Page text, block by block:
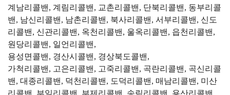
계남리콜밴, 계림리콜밴, 교촌리콜밴, 단북리콜밴, 동부리콜
밴, 남신리콜밴, 남촌리콜밴, 북사리콜밴, 서부리콜밴, 신도
리콜밴, 신관리콜밴, 옥천리콜밴, 울옥리콜밴, 읍천리콜밴,
원당리콜밴, 일언리콜밴,
용성면콜밴, 경산시콜밴, 경상북도콜밴,
가척리콜밴, 고은리콜밴, 고죽리콜밴, 곡란리콜밴, 곡신리콜
밴, 대종리콜밴, 덕천리콜밴, 도덕리콜밴, 매남리콜밴, 미산
리콜밴, 부일리콜밴, 부제리콜밴, 송림리콜밴, 용산리콜밴,